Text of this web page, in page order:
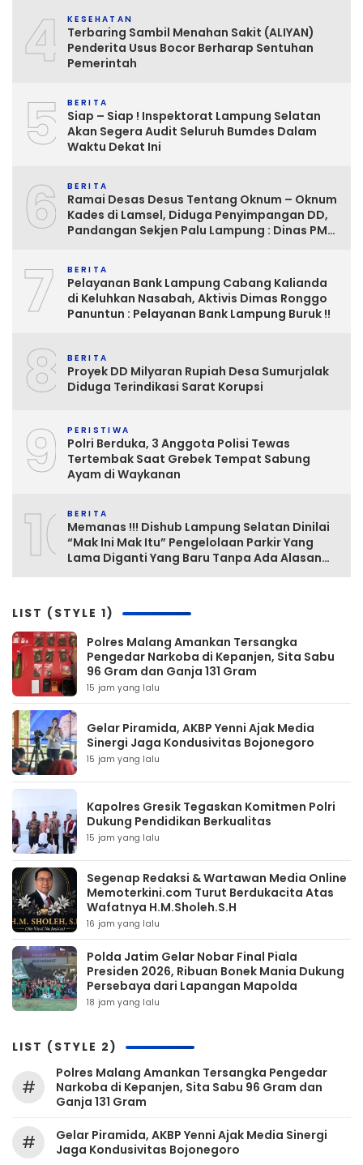
4 KESEHATAN
Terbaring Sambil Menahan Sakit (ALIYAN)
Penderita Usus Bocor Berharap Sentuhan
Pemerintah
5 BERITA
Siap – Siap ! Inspektorat Lampung Selatan
Akan Segera Audit Seluruh Bumdes Dalam
Waktu Dekat Ini
6 BERITA
Ramai Desas Desus Tentang Oknum – Oknum
Kades di Lamsel, Diduga Penyimpangan DD,
Pandangan Sekjen Palu Lampung : Dinas PMD
7 BERITA
Pelayanan Bank Lampung Cabang Kalianda
di Keluhkan Nasabah, Aktivis Dimas Ronggo
Panuntun : Pelayanan Bank Lampung Buruk !!
8 BERITA
Proyek DD Milyaran Rupiah Desa Sumurjalak
Diduga Terindikasi Sarat Korupsi
9 PERISTIWA
Polri Berduka, 3 Anggota Polisi Tewas
Tertembak Saat Grebek Tempat Sabung
Ayam di Waykanan
10BERITA
Memanas !!! Dishub Lampung Selatan Dinilai
“Mak Ini Mak Itu” Pengelolaan Parkir Yang
Lama Diganti Yang Baru Tanpa Ada Alasan
LIST (STYLE 1)
Polres Malang Amankan Tersangka
Pengedar Narkoba di Kepanjen, Sita Sabu
96 Gram dan Ganja 131 Gram
15 jam yang lalu
Gelar Piramida, AKBP Yenni Ajak Media
Sinergi Jaga Kondusivitas Bojonegoro
15 jam yang lalu
Kapolres Gresik Tegaskan Komitmen Polri
Dukung Pendidikan Berkualitas
15 jam yang lalu
Segenap Redaksi & Wartawan Media Online
Memoterkini.com Turut Berdukacita Atas
Wafatnya H.M.Sholeh.S.H
16 jam yang lalu
Polda Jatim Gelar Nobar Final Piala
Presiden 2026, Ribuan Bonek Mania Dukung
Persebaya dari Lapangan Mapolda
18 jam yang lalu
LIST (STYLE 2)
#
Polres Malang Amankan Tersangka Pengedar
Narkoba di Kepanjen, Sita Sabu 96 Gram dan
Ganja 131 Gram
#
Gelar Piramida, AKBP Yenni Ajak Media Sinergi
Jaga Kondusivitas Bojonegoro